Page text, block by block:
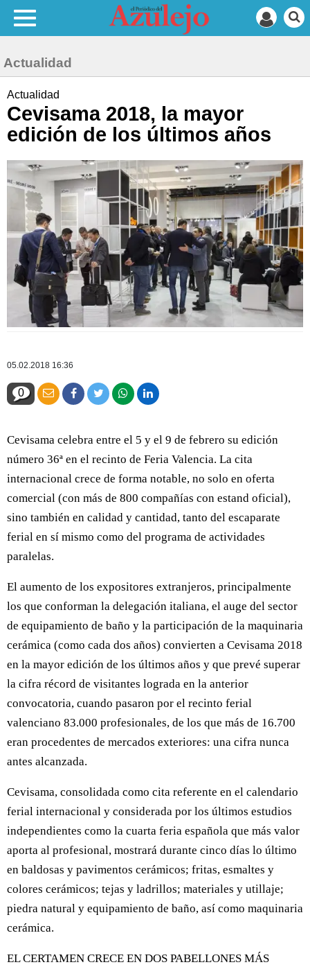
Actualidad
Actualidad
Cevisama 2018, la mayor
edición de los últimos años
05.02.2018 16:36
0
Cevisama celebra entre el 5 y el 9 de febrero su edición
número 36ª en el recinto de Feria Valencia. La cita
internacional crece de forma notable, no solo en oferta
comercial (con más de 800 compañías con estand oficial),
sino también en calidad y cantidad, tanto del escaparate
ferial en sí mismo como del programa de actividades
paralelas.
El aumento de los expositores extranjeros, principalmente
los que conforman la delegación italiana, el auge del sector
de equipamiento de baño y la participación de la maquinaria
cerámica (como cada dos años) convierten a Cevisama 2018
en la mayor edición de los últimos años y que prevé superar
la cifra récord de visitantes lograda en la anterior
convocatoria, cuando pasaron por el recinto ferial
valenciano 83.000 profesionales, de los que más de 16.700
eran procedentes de mercados exteriores: una cifra nunca
antes alcanzada.
Cevisama, consolidada como cita referente en el calendario
ferial internacional y considerada por los últimos estudios
independientes como la cuarta feria española que más valor
aporta al profesional, mostrará durante cinco días lo último
en baldosas y pavimentos cerámicos; fritas, esmaltes y
colores cerámicos; tejas y ladrillos; materiales y utillaje;
piedra natural y equipamiento de baño, así como maquinaria
cerámica.
EL CERTAMEN CRECE EN DOS PABELLONES MÁS